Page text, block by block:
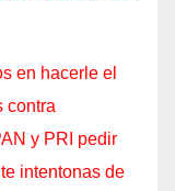
en hacerle el
contra
y PRI pedir
intentonas de